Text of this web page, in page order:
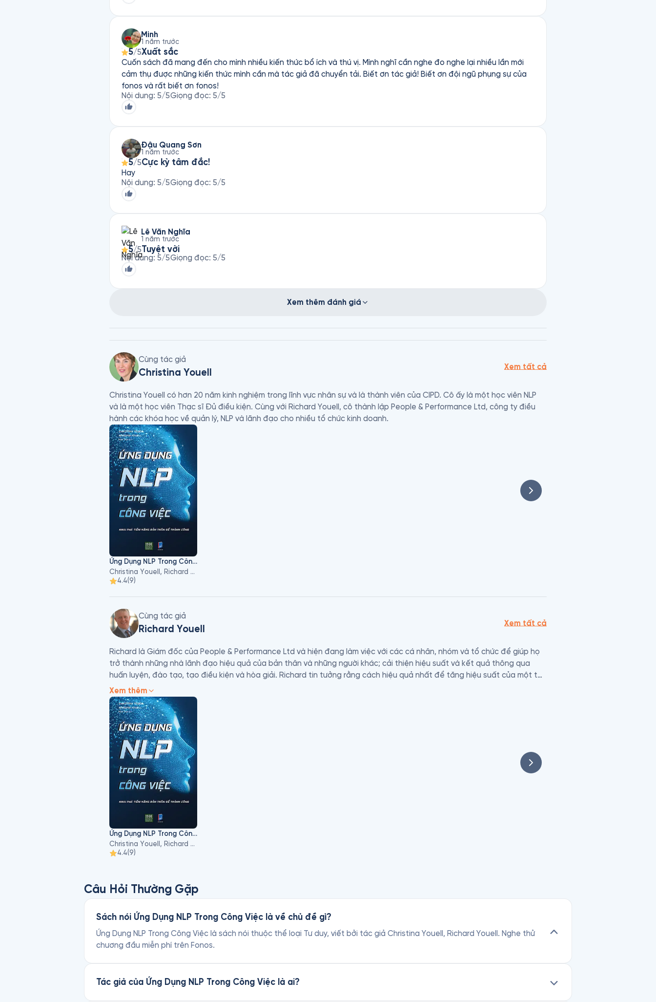
Minh
1 năm trước
5/5Xuất sắc
Cuốn sách đã mang đến cho mình nhiều kiến thức bổ ích và thú vị. Mình nghĩ cần nghe đo nghe lại nhiều lần mới
cảm thụ được những kiến thức mình cần mà tác giả đã chuyển tải. Biết ơn tác giả! Biết ơn đội ngũ phụng sự của
fonos và rất biết ơn fonos!
Nội dung: 5/5Giọng đọc: 5/5
Đậu Quang Sơn
1 năm trước
5/5Cực kỳ tâm đắc!
Hay
Nội dung: 5/5Giọng đọc: 5/5
Lê Văn Nghĩa
1 năm trước
5/5Tuyệt vời
Nội dung: 5/5Giọng đọc: 5/5
Xem thêm đánh giá
Cùng tác giả
Christina Youell
Xem tất cả
Christina Youell có hơn 20 năm kinh nghiệm trong lĩnh vực nhân sự và là thành viên của CIPD. Cô ấy là một học viên NLP
và là một học viên Thạc sĩ Đủ điều kiện. Cùng với Richard Youell, cô thành lập People & Performance Ltd, công ty điều
hành các khóa học về quản lý, NLP và lãnh đạo cho nhiều tổ chức kinh doanh.
Ứng Dụng NLP Trong Công Việc
Christina Youell, Richard Youell
4.4(9)
Cùng tác giả
Richard Youell
Xem tất cả
Richard là Giám đốc của People & Performance Ltd và hiện đang làm việc với các cá nhân, nhóm và tổ chức để giúp họ
trở thành những nhà lãnh đạo hiệu quả của bản thân và những người khác; cải thiện hiệu suất và kết quả thông qua
huấn luyện, đào tạo, tạo điều kiện và hòa giải. Richard tin tưởng rằng cách hiệu quả nhất để tăng hiệu suất của một tổ
chức là mở khóa tiềm năng của con người và tập trung nỗ lực của họ. Khả năng lãnh đạo của bản thân và người khác là
một kỹ năng có thể phát triển và mọi người đều có tiềm năng cải thiện. Anh ấy cam kết giúp khách hàng khai phá tài
năng của họ thông qua: tăng mức động lực; hiểu giá trị của, và khéo léo trong việc đưa ra và nhận phản hồi; tăng tính
linh hoạt và hiểu biết kết quả. Anh ấy coi trọng tầm nhìn rõ ràng, suy nghĩ tích cực, sự lựa chọn, sự đa dạng, tò mò, chính
trực và hài hước.
Xem thêm
Ứng Dụng NLP Trong Công Việc
Christina Youell, Richard Youell
4.4(9)
Câu Hỏi Thường Gặp
Sách nói Ứng Dụng NLP Trong Công Việc là về chủ đề gì?
Ứng Dụng NLP Trong Công Việc là sách nói thuộc thể loại Tư duy, viết bởi tác giả Christina Youell, Richard Youell. Nghe thử
chương đầu miễn phí trên Fonos.
Tác giả của Ứng Dụng NLP Trong Công Việc là ai?